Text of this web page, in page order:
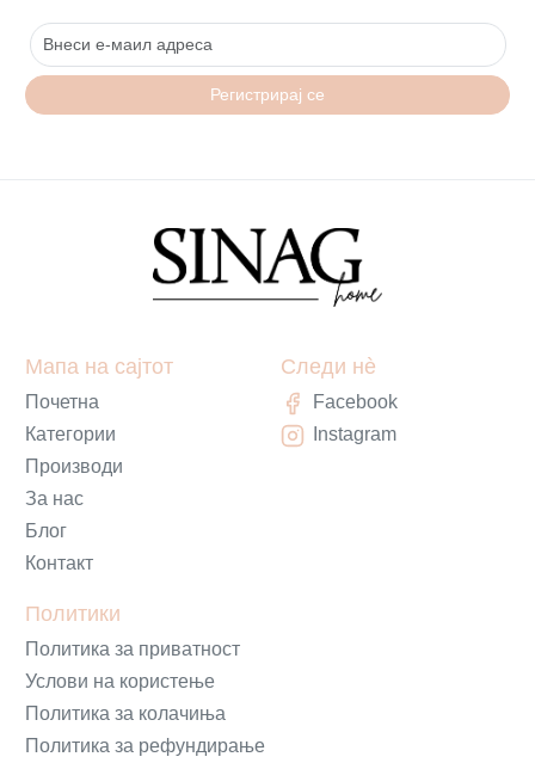
Регистрирај се
Мапа на сајтот
Почетна
Категории
Производи
За нас
Блог
Контакт
Политики
Политика за приватност
Услови на користење
Политика за колачиња
Политика за рефундирање
Следи нè
Facebook
Instagram